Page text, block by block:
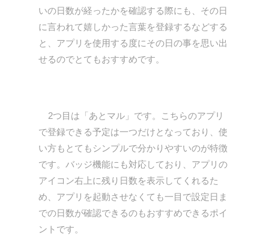
いの日数が経ったかを確認する際にも、その日
に言われて嬉しかった言葉を登録するなどする
と、アプリを使用する度にその日の事を思い出
せるのでとてもおすすめです。
2つ目は「あとマル」です。こちらのアプリ
で登録できる予定は一つだけとなっており、使
い方もとてもシンプルで分かりやすいのが特徴
です。バッジ機能にも対応しており、アプリの
アイコン右上に残り日数を表示してくれるた
め、アプリを起動させなくても一目で設定日ま
での日数が確認できるのもおすすめできるポイ
ントです。